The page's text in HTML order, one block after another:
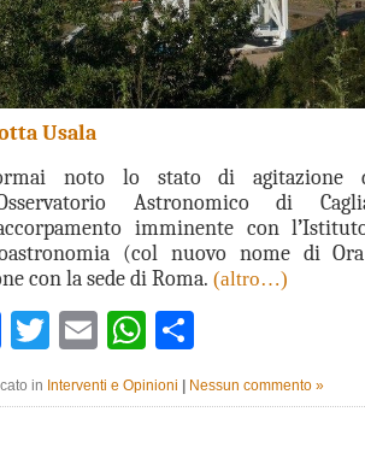
Usala
noto lo stato di agitazione
Astronomico di
imminente conl’
(col nuovo nome di
con la sede di Roma. (altro…)
Facebook
TwitterEmailWhatsApp
in Interventi e Opinioni | Nessun commento »